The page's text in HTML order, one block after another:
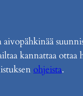
kannattaa ottaa
ohjeista.